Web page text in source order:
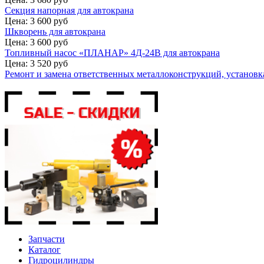
Секция напорная для автокрана
Цена: 3 600 руб
Шкворень для автокрана
Цена: 3 600 руб
Топливный насос «ПЛАНАР» 4Д-24В для автокрана
Цена: 3 520 руб
Ремонт и замена ответственных металлоконструкций,
Запчасти
Каталог
Гидроцилиндры